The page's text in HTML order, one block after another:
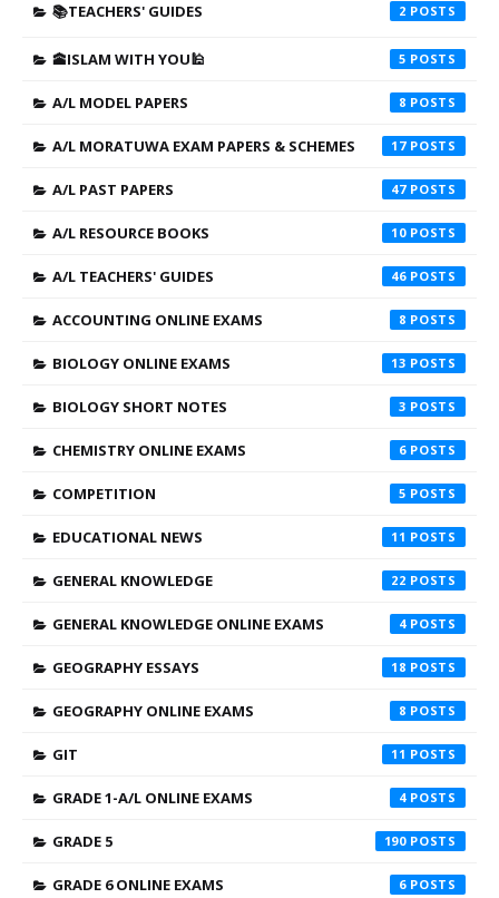
📚TEACHERS' GUIDES 2
🕋ISLAM WITH YOU🕌 5
A/L MODEL PAPERS 8
A/L MORATUWA EXAM PAPERS & SCHEMES 17
A/L PAST PAPERS 47
A/L RESOURCE BOOKS 10
A/L TEACHERS' GUIDES 46
ACCOUNTING ONLINE EXAMS 8
BIOLOGY ONLINE EXAMS 13
BIOLOGY SHORT NOTES 3
CHEMISTRY ONLINE EXAMS 6
COMPETITION 5
EDUCATIONAL NEWS 11
GENERAL KNOWLEDGE 22
GENERAL KNOWLEDGE ONLINE EXAMS 4
GEOGRAPHY ESSAYS 18
GEOGRAPHY ONLINE EXAMS 8
GIT 11
GRADE 1-A/L ONLINE EXAMS 4
GRADE 5 190
GRADE 6 ONLINE EXAMS 6